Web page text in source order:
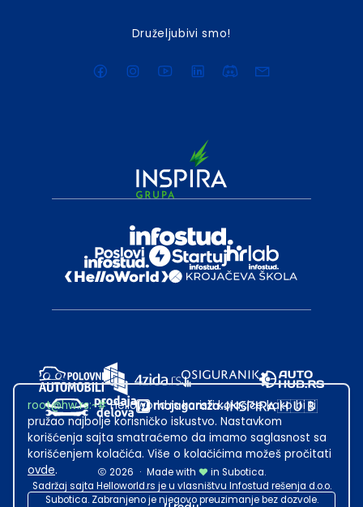
Druželjubivi smo!
2026 · Made with
in Subotica.
Sadržaj sajta Helloworld.rs je u vlasništvu Infostud rešenja d.o.o.
Subotica. Zabranjeno je njegovo preuzimanje bez dozvole.
root@hw.rs:~#Helloworld.rs koristi kolačiće kako bi ti
pružao najbolje korisničko iskustvo. Nastavkom
korišćenja sajta smatraćemo da imamo saglasnost sa
korišćenjem kolačića. Više o kolačićima možeš pročitati
ovde.